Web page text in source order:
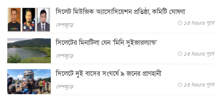
সিলেট মিউজিক অ্যাসোসিয়েশন প্রতিষ্ঠা, কমিটি ঘোষণা
দেশজুড়ে ১৩ hours পূর্বে
সিলেটের মিনাটিলা যেন ‘মিনি সুইজারল্যান্ড’
দেশজুড়ে ১৩ hours পূর্বে
সিলেটে দুই বাসের সংঘর্ষে ৯ জনের প্রাণহানী
দেশজুড়ে ১৩ hours পূর্বে